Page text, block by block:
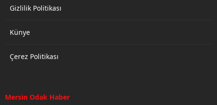
Gizlilik Politikası
Künye
Çerez Politikası
Mersin Odak Haber